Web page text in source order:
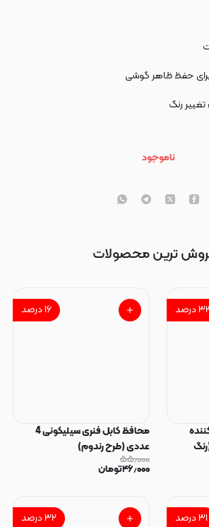
حفظ ظاهر گوشی
رنگ
ناموجود
ترین محصولات
درصد ۱۶درصد
محافظ کابل فنری سیلیکونی 4
عددی (طرح رندوم)
۵۵٫۰۰۰
۴۶٫۰۰۰تومان
۳۱درصد ۳۲درصد